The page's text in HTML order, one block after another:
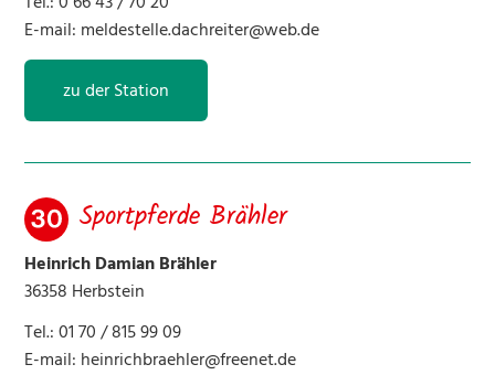
E-mail: meldestelle.dachreiter@web.de
zu der Station
Sportpferde Brähler
Heinrich Damian Brähler
36358 Herbstein
Tel.: 01 70 / 815 99 09
E-mail: heinrichbraehler@freenet.de
30 Sportpferde Brähler
31 Martina Will
32 Bachmann’s
35 Eichwiesenhof
36 Restaurant Taufsteinhütte
38 Frondelhof